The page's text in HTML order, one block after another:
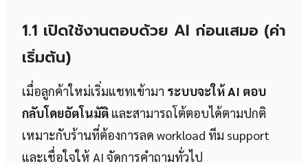
1.1 เปิดใช้งานตอบด้วย AI ก่อนเสมอ (ค่า
เริ่มต้น)
เมื่อลูกค้าใหม่เริ่มแชทเข้ามา ระบบจะให้ AI ตอบ
กลับโดยอัตโนมัติ และสามารถโต้ตอบได้ตามปกติ
เหมาะกับร้านที่ต้องการลด workload ทีม support
และเชื่อใจให้ AI จัดการคำถามทั่วไป